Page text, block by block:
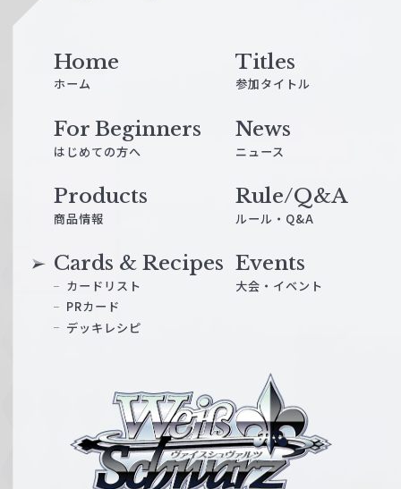
ス
Home
ホーム
Titles
参加タイトル
For Beginners
はじめての方へ
News
ニュース
Products
商品情報
Cards & Recipes
カードリスト
PRカード
デッキレシピ
Events
大会・イベント
Rule/Q&A
ルール・Q&A